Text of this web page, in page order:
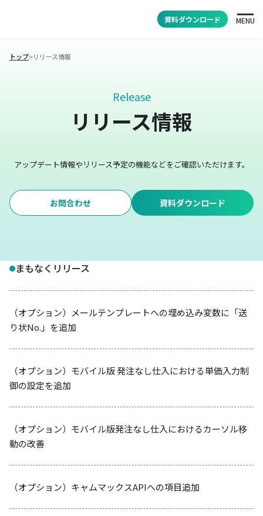
資料ダウンロード MENU
トップ>リリース情報
Release
リリース情報
アップデート情報やリリース予定の機能などをご確認いただけます。
お問合わせ 資料ダウンロード
まもなくリリース
（オプション）メールテンプレートへの埋め込み変数に「送
り状No.」を追加
（オプション）モバイル版 発注なし仕入における単価入力制
御の設定を追加
（オプション）モバイル版発注なし仕入におけるカーソル移
動の改善
（オプション）キャムマックスAPIへの項目追加